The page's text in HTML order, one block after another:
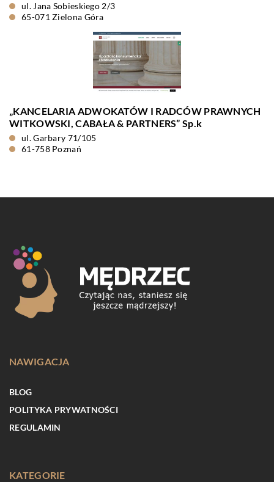
ul. Jana Sobieskiego 2/3
65-071 Zielona Góra
„KANCELARIA ADWOKATÓW I RADCÓW PRAWNYCH
WITKOWSKI, CABAŁA & PARTNERS” Sp.k
ul. Garbary 71/105
61-758 Poznań
NAWIGACJA
BLOG
POLITYKA PRYWATNOŚCI
REGULAMIN
KATEGORIE